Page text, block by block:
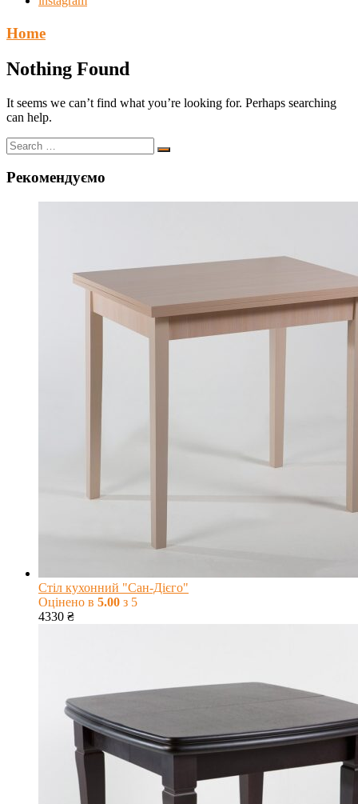
Home
Nothing Found
It seems we can’t find what you’re looking for. Perhaps searching
can help.
Рекомендуємо
Стіл кухонний "Сан-Дієго"
Оцінено в 5.00 з 5
4330 ₴